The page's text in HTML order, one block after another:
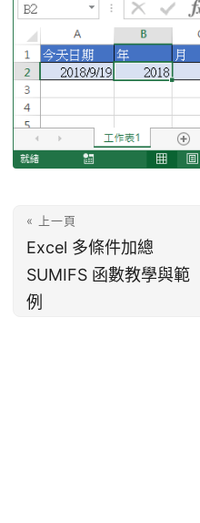
« 上一頁
Excel 多條件加總
SUMIFS 函數教學與範
例